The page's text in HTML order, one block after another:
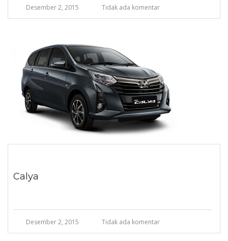
Desember 2, 2015 Tidak ada komentar
Calya
Desember 2, 2015 Tidak ada komentar